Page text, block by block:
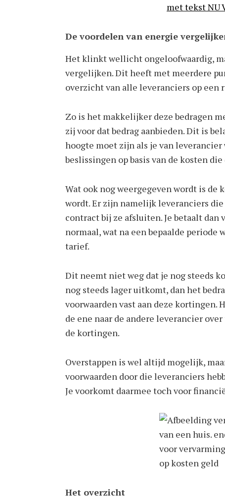
De voordelen van energie
Het klinkt wellicht ongeloofwaardig,
vergelijken. Dit heeft met meerdere
overzicht van alle leveranciers op een
Zo is het makkelijker deze bedragen
zij voor dat bedrag aanbieden. Dit is
hoogte moet zijn als je van
beslissingen op basis van de kosten
Wat ook nog weergegeven wordt is
wordt. Er zijn namelijk leveranciers
contract bij ze afsluiten. Je betaalt
normaal, wat na een bepaalde
tarief.
Dit neemt niet weg dat je nog steeds
nog steeds lager uitkomt, dan het
voorwaarden vast aan deze
de ene naar de andere leverancier
de kortingen.
Overstappen is wel altijd mogelijk,
voorwaarden door die leveranciers
Je voorkomt daarmee toch voor
Het overzicht